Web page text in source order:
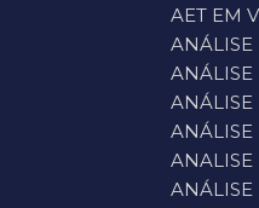
AET EM